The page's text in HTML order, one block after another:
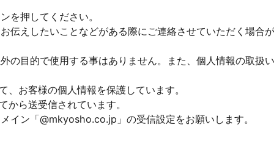
を押してください。
伝えしたいことなどがある際にご連絡させていただく場合
の目的で使用する事はありません。また、個人情報の取扱
お客様の個人情報を保護しています。
から送受信されています。
イン「@mkyosho.co.jp」の受信設定をお願いします。